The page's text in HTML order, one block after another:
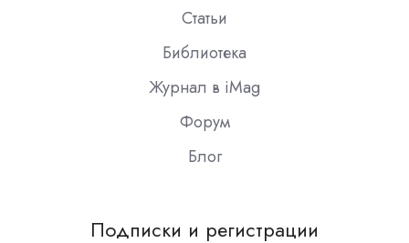
Статьи
Библиотека
Журнал в iMag
Форум
Блог
Подписки и регистрации